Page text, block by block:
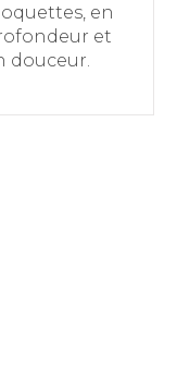
en
et
douceur.